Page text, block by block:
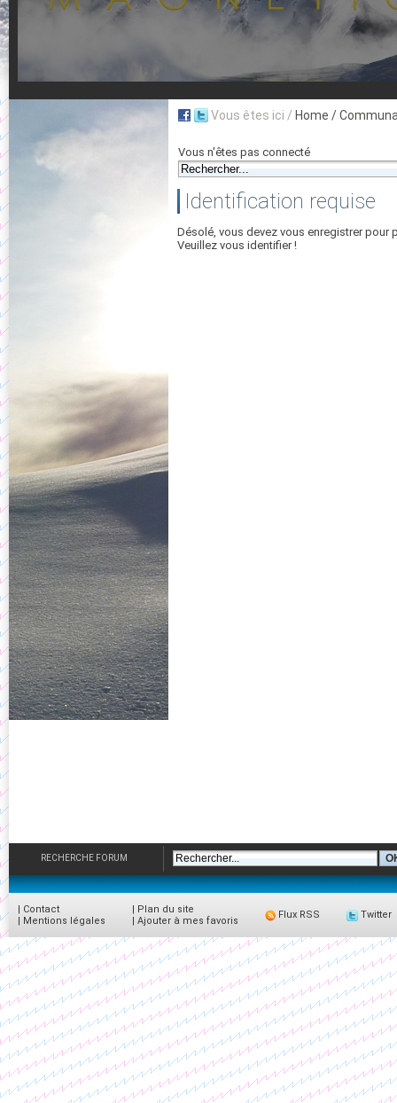
Vous êtes ici / Home /
Vous n'êtes pas connecté
Identification requise
Désolé, vous devez vous enregistrer pour
Veuillez vous identifier !
RECHERCHE FORUM
| Contact
| Mentions légales
| Plan du site
| Ajouter à mes favoris
Flux RSS Twitter